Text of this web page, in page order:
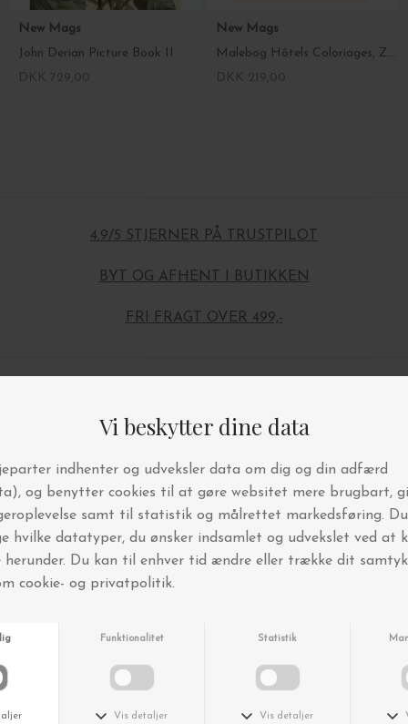
New Mags
John Derian Picture Book II
New Mags
Malebog Hôtels Coloriages, Zoé de Las Cases
4.9/5 STJERNER PÅ TRUSTPILOT
BYT OG AFHENT I BUTIKKEN
FRI FRAGT OVER 499,-
Andre købte også